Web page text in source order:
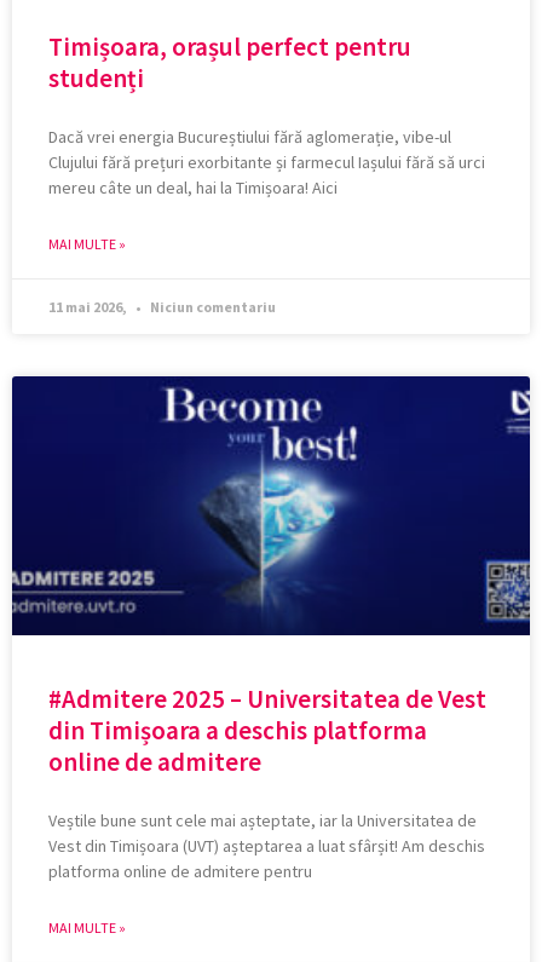
Timișoara, orașul perfect pentru
studenți
Dacă vrei energia Bucureștiului fără aglomerație, vibe-ul
Clujului fără prețuri exorbitante și farmecul Iașului fără să urci
mereu câte un deal, hai la Timișoara! Aici
MAI MULTE »
11 mai 2026, Niciun comentariu
#Admitere 2025 – Universitatea de Vest
din Timișoara a deschis platforma
online de admitere
Veștile bune sunt cele mai așteptate, iar la Universitatea de
Vest din Timișoara (UVT) așteptarea a luat sfârșit! Am deschis
platforma online de admitere pentru
MAI MULTE »